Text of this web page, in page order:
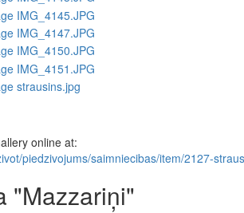
online at:
piedzivojums/saimniecibas/item/2127-
"Mazzariņi"